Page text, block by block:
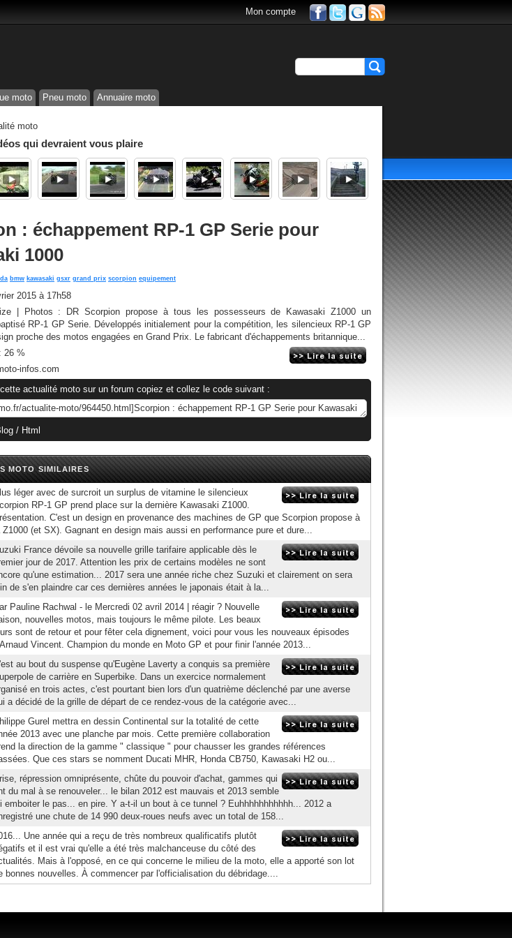
Mon compte
moto Pneu moto Annuaire moto
moto
qui devraient vous plaire
: échappement RP-1 GP Serie pour
1000
bmw kawasaki gsxr grand prix scorpion equipement
2015 à 17h58
| Photos : DR Scorpion propose à tous les possesseurs de Kawasaki Z1000 un
RP-1 GP Serie. Développés initialement pour la compétition, les silencieux RP-1 GP
proche des motos engagées en Grand Prix. Le fabricant d'échappements britannique...
26 %
infos.com
actualité moto sur un forum copiez et collez le code suivant :
/ Html
MOTO SIMILAIRES
léger avec de surcroit un surplus de vitamine le silencieux
RP-1 GP prend place sur la dernière Kawasaki Z1000.
C'est un design en provenance des machines de GP que Scorpion propose à
Z1000 (et SX). Gagnant en design mais aussi en performance pure et dure...
France dévoile sa nouvelle grille tarifaire applicable dès le
jour de 2017. Attention les prix de certains modèles ne sont
qu'une estimation... 2017 sera une année riche chez Suzuki et clairement on sera
de s'en plaindre car ces dernières années le japonais était à la...
Pauline Rachwal - le Mercredi 02 avril 2014 | réagir ? Nouvelle
nouvelles motos, mais toujours le même pilote. Les beaux
sont de retour et pour fêter cela dignement, voici pour vous les nouveaux épisodes
Vincent. Champion du monde en Moto GP et pour finir l'année 2013...
au bout du suspense qu'Eugène Laverty a conquis sa première
de carrière en Superbike. Dans un exercice normalement
en trois actes, c'est pourtant bien lors d'un quatrième déclenché par une averse
a décidé de la grille de départ de ce rendez-vous de la catégorie avec...
Gurel mettra en dessin Continental sur la totalité de cette
2013 avec une planche par mois. Cette première collaboration
la direction de la gamme " classique " pour chausser les grandes références
Que ces stars se nomment Ducati MHR, Honda CB750, Kawasaki H2 ou...
répression omniprésente, chûte du pouvoir d'achat, gammes qui
du mal à se renouveler... le bilan 2012 est mauvais et 2013 semble
emboiter le pas... en pire. Y a-t-il un bout à ce tunnel ? Euhhhhhhhhhhh... 2012 a
une chute de 14 990 deux-roues neufs avec un total de 158...
Une année qui a reçu de très nombreux qualificatifs plutôt
et il est vrai qu'elle a été très malchanceuse du côté des
Mais à l'opposé, en ce qui concerne le milieu de la moto, elle a apporté son lot
bonnes nouvelles. À commencer par l'officialisation du débridage....